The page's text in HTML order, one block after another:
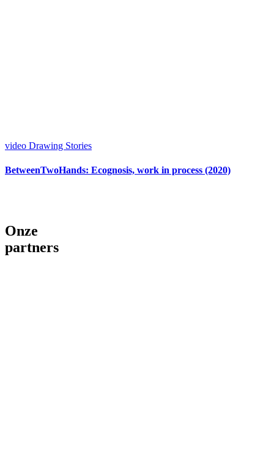
video Drawing Stories
BetweenTwoHands: Ecognosis, work in process (2020)
Onze
partners